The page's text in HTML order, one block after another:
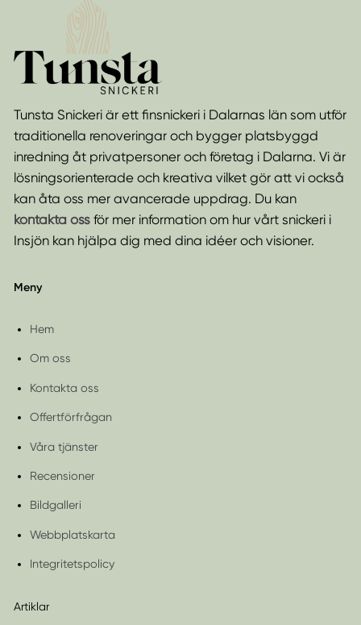
Tunsta Snickeri är ett finsnickeri i Dalarnas län som utför
traditionella renoveringar och bygger platsbyggd
inredning åt privatpersoner och företag i Dalarna. Vi är
lösningsorienterade och kreativa vilket gör att vi också
kan åta oss mer avancerade uppdrag. Du kan
kontakta ossför mer information om hur vårt snickeri i
Insjön kan hjälpa dig med dina idéer och visioner.
Meny
Hem
Om oss
Kontakta oss
Offertförfrågan
Våra tjänster
Recensioner
Bildgalleri
Webbplatskarta
Integritetspolicy
Artiklar